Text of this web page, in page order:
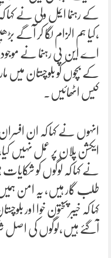
کے رہنما ایمل ولی نے کہا
،کیا ہم الزام لگا کر آگے
اے این پی رہنما نے
کے بچوں کو بلوچستان میں
کیس اٹھائیں۔
انہوں نے کہا کہ ان
ایکشن پلان پر عمل نہیں
نے کہا کہ لوگوں کو
طلب گار ہیں، یہ امن
کہا کہ خیبر پختون خوا
آگئے ہیں،لوگوں کی اصل